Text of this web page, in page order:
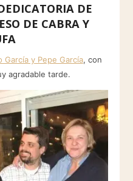
DE
DE CABRA Y
García y Pepe García, con
agradable tarde.